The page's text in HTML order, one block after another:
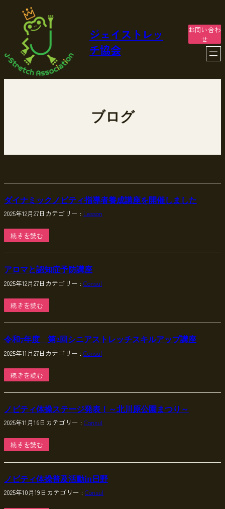
ッ
ジェイストレッ
チ協会
お問い合わ
せ
ブログ
ダイナミックノビティ指導者養成講座を開催しました
2025年12月27日 カテゴリー : Lesson
続きを読む
アロマと認知症予防講座
2025年12月27日 カテゴリー : Consul
続きを読む
令和7年度 第2回シニアストレッチスキルアップ講座
2025年11月27日 カテゴリー : Consul
続きを読む
ノビティ体操ステージ発表！～北川原公園まつり～
2025年11月16日 カテゴリー : Consul
続きを読む
ノビティ体操普及活動in日野
2025年10月19日 カテゴリー : Consul